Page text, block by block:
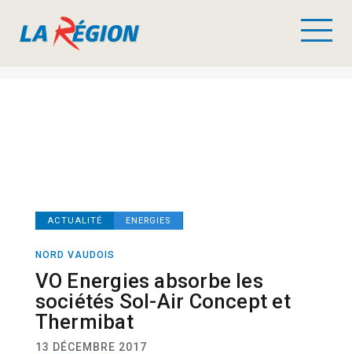
ACTUALITÉ ENERGIES
NORD VAUDOIS
VO Energies absorbe les
sociétés Sol-Air Concept et
Thermibat
13 DÉCEMBRE 2017